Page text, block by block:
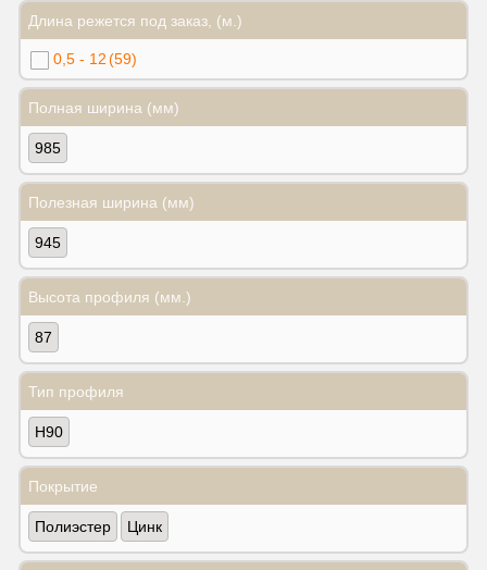
Длина режется под заказ, (м.)
0,5 - 12(59)
Полная ширина (мм)
985
Полезная ширина (мм)
945
Высота профиля (мм.)
87
Тип профиля
Н90
Покрытие
Полиэстер Цинк